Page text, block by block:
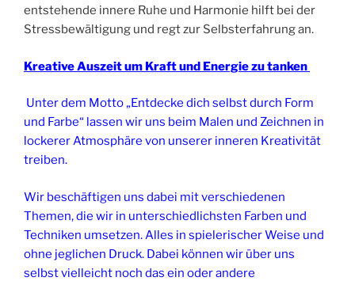
entstehende innere Ruhe und Harmonie hilft bei der
Stressbewältigung und regt zur Selbsterfahrung an.
Kreative Auszeit um Kraft und Energie zu tanken
Unter dem Motto „Entdecke dich selbst durch Form
und Farbe“ lassen wir uns beim Malen und Zeichnen in
lockerer Atmosphäre von unserer inneren Kreativität
treiben.
Wir beschäftigen uns dabei mit verschiedenen
Themen, die wir in unterschiedlichsten Farben und
Techniken umsetzen. Alles in spielerischer Weise und
ohne jeglichen Druck. Dabei können wir über uns
selbst vielleicht noch das ein oder andere